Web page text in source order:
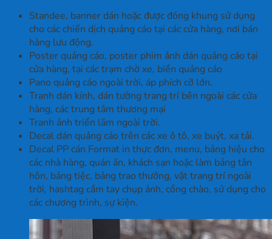
Standee, banner dán hoặc được đóng khung sử dụng
cho các chiến dịch quảng cáo tại các cửa hàng, nơi bán
hàng lưu động.
Poster quảng cáo, poster phim ảnh dán quảng cáo tại
cửa hàng, tại các trạm chờ xe, biển quảng cáo
Pano quảng cáo ngoài trời, áp phích cỡ lớn.
Tranh dán kính, dán tường trang trí bên ngoài các cửa
hàng, các trung tâm thương mại
Tranh ảnh triển lãm ngoài trời.
Decal dán quảng cáo trên các xe ô tô, xe buýt, xa tải.
Decal PP cán Format in thực đơn, menu, bảng hiệu cho
các nhà hàng, quán ăn, khách sạn hoặc làm bảng tân
hôn, bảng tiệc, bảng trao thưởng, vật trang trí ngoài
trời, hashtag cầm tay chụp ảnh, cổng chào, sử dụng cho
các chương trình, sự kiện.